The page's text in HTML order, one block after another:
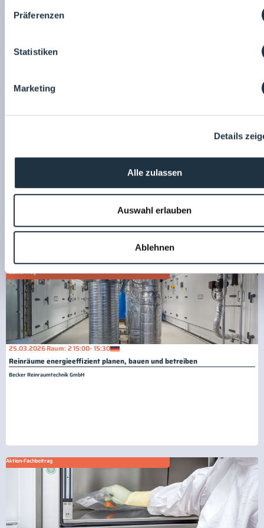
Präferenzen
Statistiken
Marketing
Details
Alle zulassen
Auswahl erlauben
Ablehnen
Aktion-Fachbeitrag
25.03.2026Standnummer: C1.414:30
BECKER QUICK OUT Schleuse - sicher und schnell ausschleusen
Becker Reinraumtechnik GmbH
Fachvortrag
25.03.2026Raum: 215:00- 15:30
Reinräume energieeffizient planen, bauen und betreiben
Becker Reinraumtechnik GmbH
Aktion-Fachbeitrag